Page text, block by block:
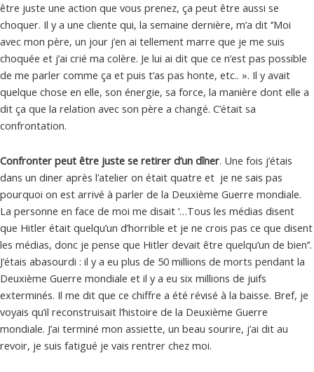
être juste une action que vous prenez, ça peut être aussi se
choquer. Il y a une cliente qui, la semaine dernière, m’a dit ‘’Moi
avec mon père, un jour j’en ai tellement marre que je me suis
choquée et j’ai crié ma colère. Je lui ai dit que ce n’est pas possible
de me parler comme ça et puis t’as pas honte, etc.. ». Il y avait
quelque chose en elle, son énergie, sa force, la manière dont elle a
dit ça que la relation avec son père a changé. C’était sa
confrontation.
Confronter peut être juste se retirer d’un dîner. Une fois j’étais
dans un diner après l’atelier on était quatre et je ne sais pas
pourquoi on est arrivé à parler de la Deuxième Guerre mondiale.
La personne en face de moi me disait ‘…Tous les médias disent
que Hitler était quelqu’un d’horrible et je ne crois pas ce que disent
les médias, donc je pense que Hitler devait être quelqu’un de bien’’.
J’étais abasourdi : il y a eu plus de 50 millions de morts pendant la
Deuxième Guerre mondiale et il y a eu six millions de juifs
exterminés. Il me dit que ce chiffre a été révisé à la baisse. Bref, je
voyais qu’il reconstruisait l’histoire de la Deuxième Guerre
mondiale. J’ai terminé mon assiette, un beau sourire, j’ai dit au
revoir, je suis fatigué je vais rentrer chez moi.